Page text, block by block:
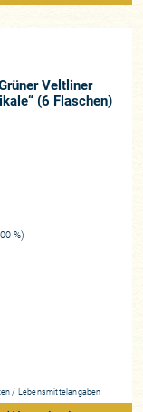
Veltliner
(6 Flaschen)
%)
/ Lebensmittelangaben